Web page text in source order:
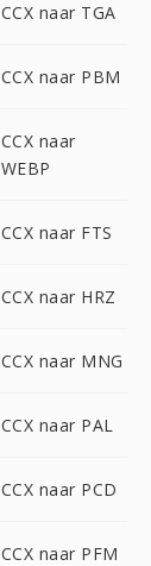
CCX naar TGA
CCX naar PBM
CCX naar
WEBP
CCX naar FTS
CCX naar HRZ
CCX naar MNG
CCX naar PAL
CCX naar PCD
CCX naar PFM